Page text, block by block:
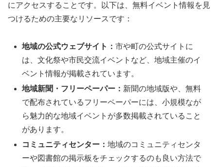
にアクセスすることです。以下は、無料イベント情報を見
つけるための主要なリソースです：
地域の公式ウェブサイト：市や町の公式サイトに
は、文化祭や市民交流イベントなど、地域主催のイ
ベント情報が掲載されています。
地域新聞・フリーペーパー： 新聞の地域版や、無料
で配布されているフリーペーパーには、小規模なが
ら魅力的な地域イベントが多数掲載されていること
があります。
コミュニティセンター：地域のコミュニティセンタ
ーや図書館の掲示板をチェックするのも良い方法で